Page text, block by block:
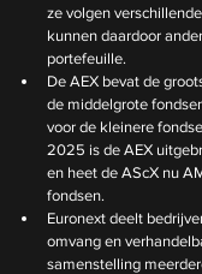
ze volgen
kunnen daardoor
portefeuille.
De AEX bevat de
de middelgrote
voor de kleinere
2025 is de AEX
en heet de AScX nu
fondsen.
Euronext deelt
omvang en
samenstelling